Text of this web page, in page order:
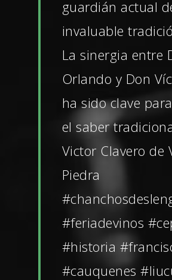
guardián actual
invaluable
La sinergia entre
Orlando y Don
ha sido clave
el saber
Victor Clavero de
Piedra
#feriadevinos
#historia
#cauquenes